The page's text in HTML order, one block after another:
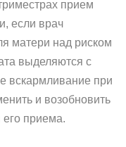
прием
если врач
матери над риском
выделяются с
вскармливание при
и возобновить
его приема.